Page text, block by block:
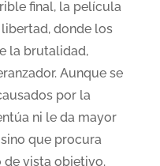
final, la película
donde los
la brutalidad,
Aunque se
por la
ni le da mayor
que procura
de vista objetivo.